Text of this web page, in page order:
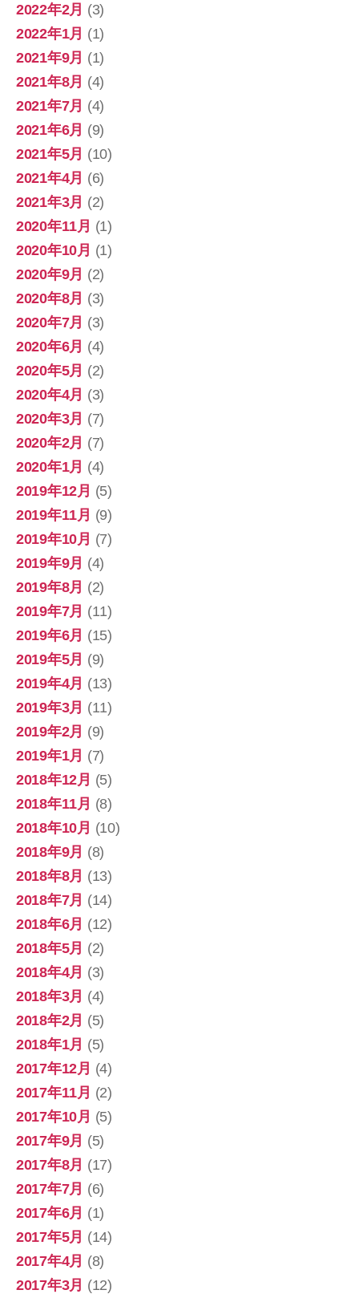
2022年2月 (3)
2022年1月 (1)
2021年9月 (1)
2021年8月 (4)
2021年7月 (4)
2021年6月 (9)
2021年5月 (10)
2021年4月 (6)
2021年3月 (2)
2020年11月 (1)
2020年10月 (1)
2020年9月 (2)
2020年8月 (3)
2020年7月 (3)
2020年6月 (4)
2020年5月 (2)
2020年4月 (3)
2020年3月 (7)
2020年2月 (7)
2020年1月 (4)
2019年12月 (5)
2019年11月 (9)
2019年10月 (7)
2019年9月 (4)
2019年8月 (2)
2019年7月 (11)
2019年6月 (15)
2019年5月 (9)
2019年4月 (13)
2019年3月 (11)
2019年2月 (9)
2019年1月 (7)
2018年12月 (5)
2018年11月 (8)
2018年10月 (10)
2018年9月 (8)
2018年8月 (13)
2018年7月 (14)
2018年6月 (12)
2018年5月 (2)
2018年4月 (3)
2018年3月 (4)
2018年2月 (5)
2018年1月 (5)
2017年12月 (4)
2017年11月 (2)
2017年10月 (5)
2017年9月 (5)
2017年8月 (17)
2017年7月 (6)
2017年6月 (1)
2017年5月 (14)
2017年4月 (8)
2017年3月 (12)